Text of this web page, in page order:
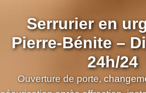
Serrurier en
Pierre-Bénite –
24h/24
Ouverture de porte,